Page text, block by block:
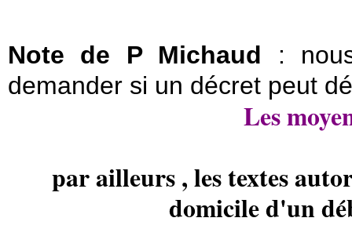
Note de P Michaud :
demander si un décret peut
Les
par ailleurs , les textes
domicile d'un